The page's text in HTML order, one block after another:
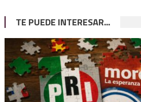
TE PUEDE INTERESAR...